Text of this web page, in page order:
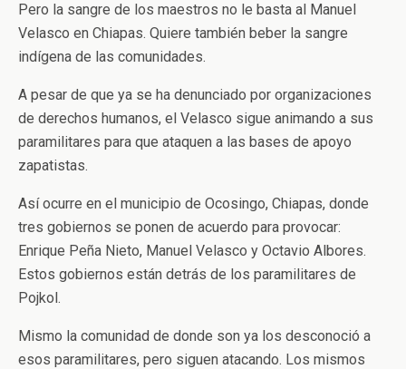
Pero la sangre de los maestros no le basta al Manuel
Velasco en Chiapas. Quiere también beber la sangre
indígena de las comunidades.
A pesar de que ya se ha denunciado por organizaciones
de derechos humanos, el Velasco sigue animando a sus
paramilitares para que ataquen a las bases de apoyo
zapatistas.
Así ocurre en el municipio de Ocosingo, Chiapas, donde
tres gobiernos se ponen de acuerdo para provocar:
Enrique Peña Nieto, Manuel Velasco y Octavio Albores.
Estos gobiernos están detrás de los paramilitares de
Pojkol.
Mismo la comunidad de donde son ya los desconoció a
esos paramilitares, pero siguen atacando. Los mismos